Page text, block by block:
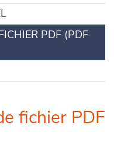
PDF (PDF
fichier PDF